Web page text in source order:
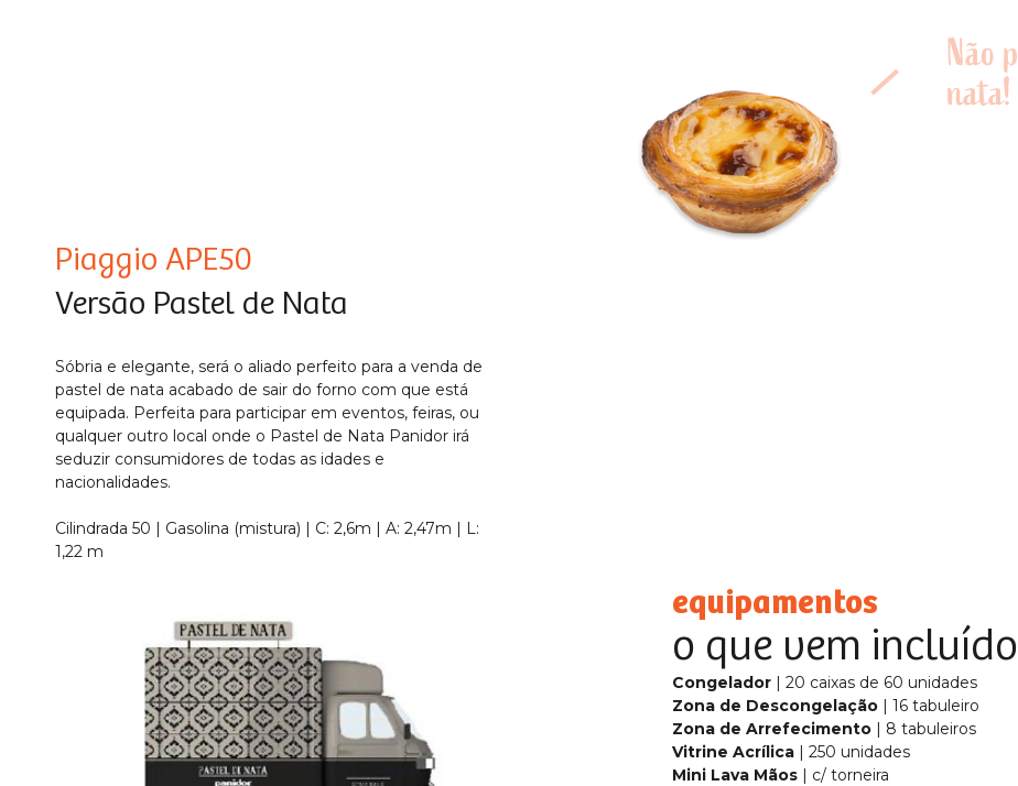
Piaggio APE50
Versão Pastel de Nata
Sóbria e elegante, será o aliado perfeito para a venda de
pastel de nata acabado de sair do forno com que está
equipada. Perfeita para participar em eventos, feiras, ou
qualquer outro local onde o Pastel de Nata Panidor irá
seduzir consumidores de todas as idades e
nacionalidades.
Cilindrada 50 | Gasolina (mistura) | C: 2,6m | A: 2,47m | L:
1,22 m
equipamentos
o que vem incluído
Congelador | 20 caixas de 60 unidades
Zona de Descongelação | 16 tabuleiro
Zona de Arrefecimento | 8 tabuleiros
Vitrine Acrílica | 250 unidades
Mini Lava Mãos | c/ torneira